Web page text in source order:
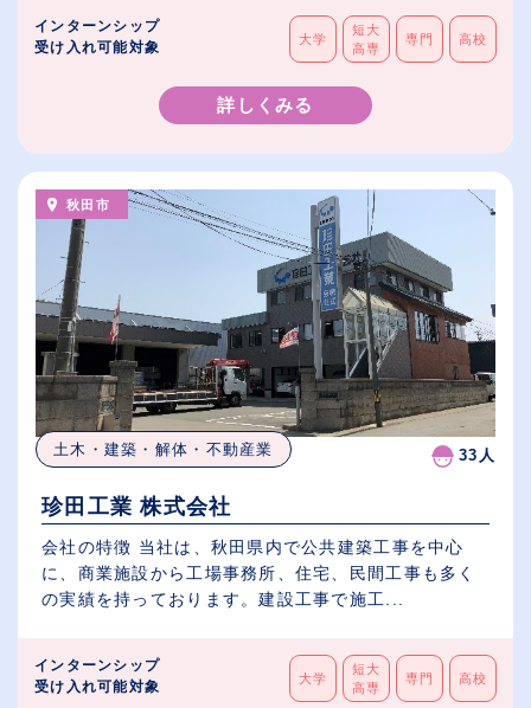
インターンシップ
受け入れ可能対象
大学
短大
高専
専門 高校
詳しくみる
秋田市
土木・建築・解体・不動産業 33人
珍田工業 株式会社
会社の特徴 当社は、秋田県内で公共建築工事を中心
に、商業施設から工場事務所、住宅、民間工事も多く
の実績を持っております。建設工事で施工...
インターンシップ
受け入れ可能対象
大学
短大
高専
専門 高校